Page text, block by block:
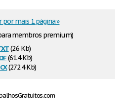
membros premium)
(2.6 Kb)
(61.4 Kb)
(272.4 Kb)
mais 1 página »